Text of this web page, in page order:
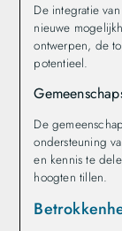
De integratie
nieuwe
ontwerpen, de
potentieel.
De
ondersteuning
en kennis te
hoogten tillen.